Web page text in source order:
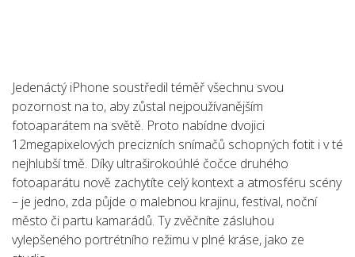
Jedenáctý iPhone soustředil téměř všechnu svou
pozornost na to, aby zůstal nejpoužívanějším
fotoaparátem na světě. Proto nabídne dvojici
12megapixelových precizních snímačů schopných fotit i v té
nejhlubší tmě. Díky ultraširokoúhlé čočce druhého
fotoaparátu nově zachytíte celý kontext a atmosféru scény
– je jedno, zda půjde o malebnou krajinu, festival, noční
město či partu kamarádů. Ty zvěčníte zásluhou
vylepšeného portrétního režimu v plné kráse, jako ze